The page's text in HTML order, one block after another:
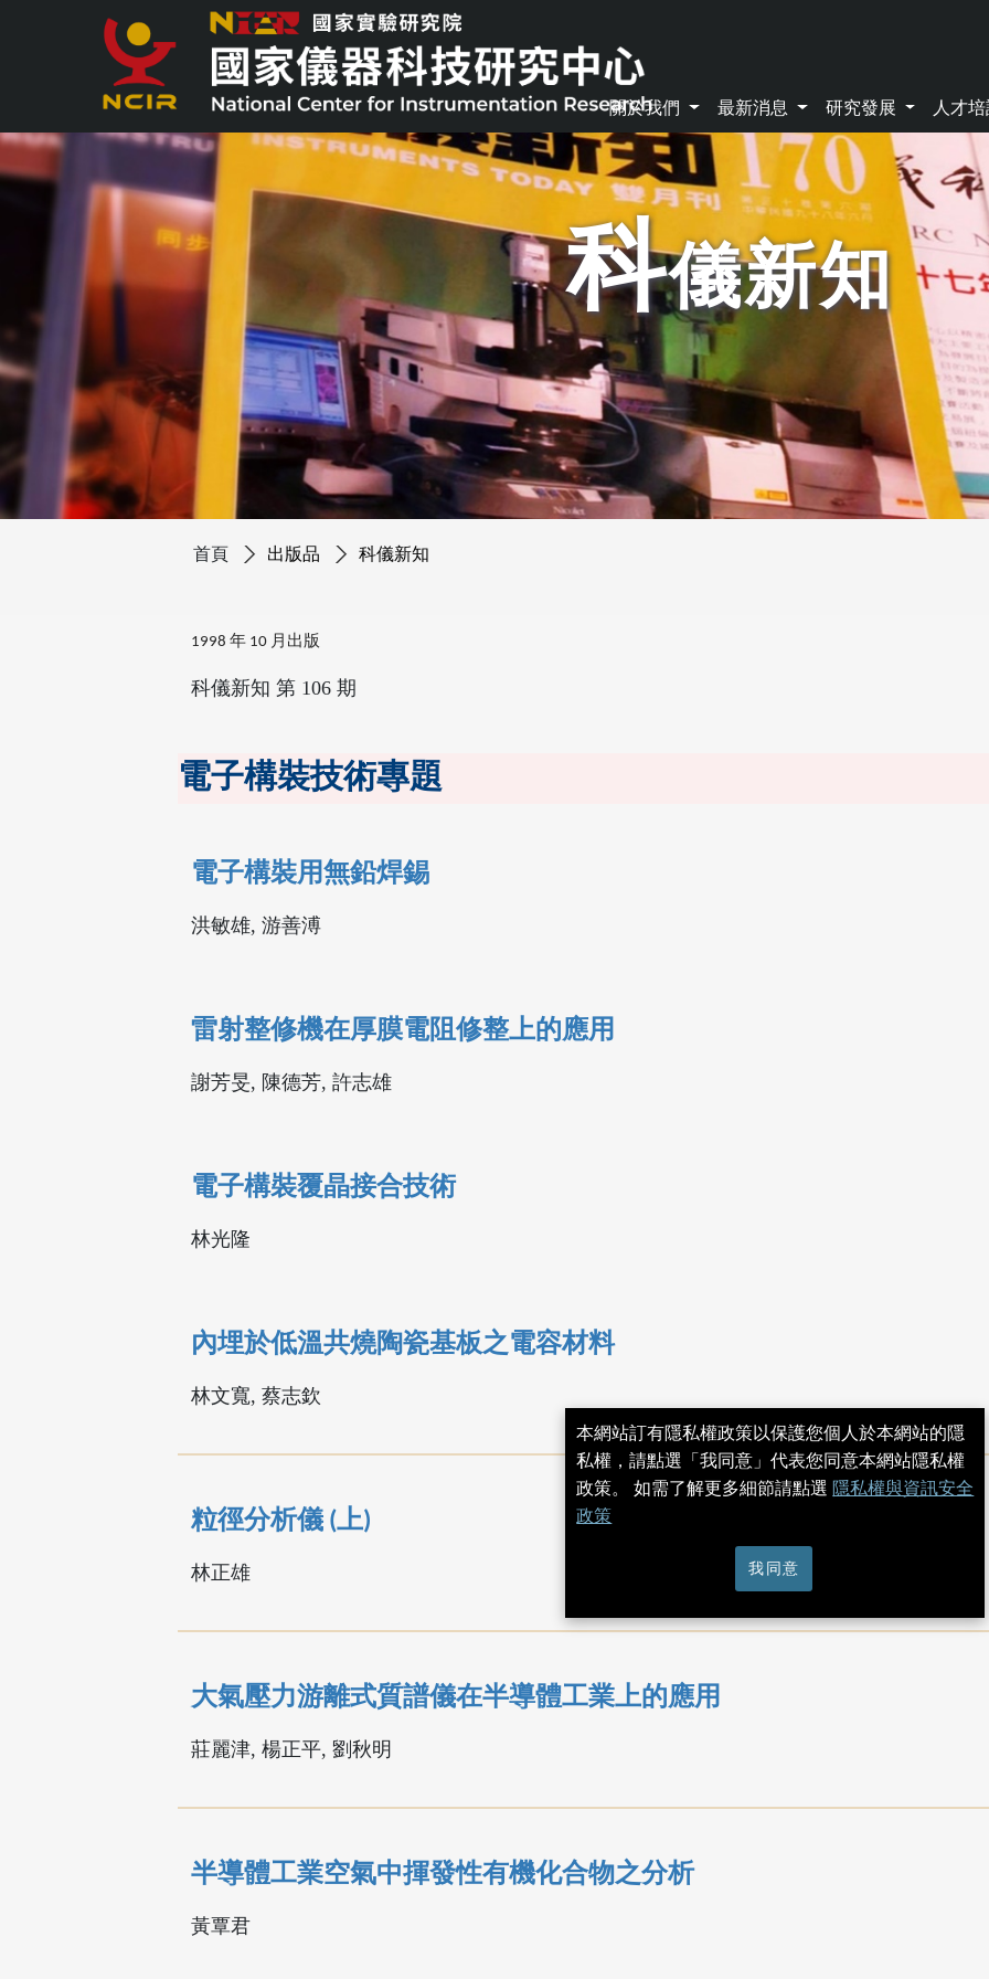
關於我們 最新消息 研究發展 人才
科儀新知
首頁 出版品 科儀新知
1998 年 10 月出版
科儀新知 第 106 期
電子構裝技術專題
電子構裝用無鉛焊錫
洪敏雄, 游善溥
雷射整修機在厚膜電阻修整上的應用
謝芳旻, 陳德芳, 許志雄
電子構裝覆晶接合技術
林光隆
內埋於低溫共燒陶瓷基板之電容材料
林文寬, 蔡志欽
粒徑分析儀 (上)
林正雄
大氣壓力游離式質譜儀在半導體工業上的應用
莊麗津, 楊正平, 劉秋明
半導體工業空氣中揮發性有機化合物之分析
黃覃君
本網站訂有隱私權政策以保護您個人於本網站的隱
私權，請點選「我同意」代表您同意本網站隱私權
政策。 如需了解更多細節請點選 隱私權與資訊安全
政策
我同意